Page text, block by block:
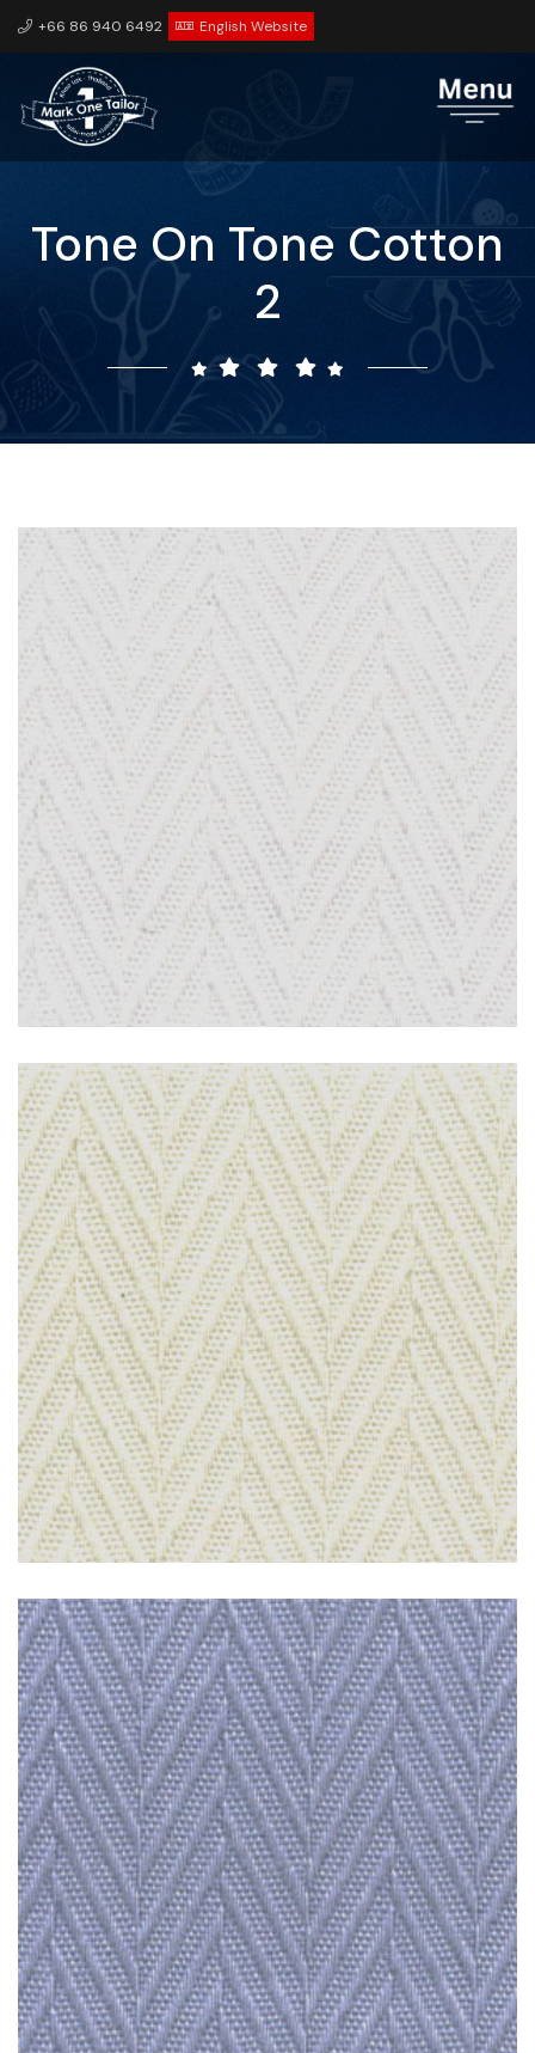
+66 86 940 6492 English Website
Tone On Tone Cotton
2